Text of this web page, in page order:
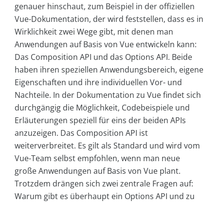
genauer hinschaut, zum Beispiel in der offiziellen
Vue-Dokumentation, der wird feststellen, dass es in
Wirklichkeit zwei Wege gibt, mit denen man
Anwendungen auf Basis von Vue entwickeln kann:
Das Composition API und das Options API. Beide
haben ihren speziellen Anwendungsbereich, eigene
Eigenschaften und ihre individuellen Vor- und
Nachteile. In der Dokumentation zu Vue findet sich
durchgängig die Möglichkeit, Codebeispiele und
Erläuterungen speziell für eins der beiden APIs
anzuzeigen. Das Composition API ist
weiterverbreitet. Es gilt als Standard und wird vom
Vue-Team selbst empfohlen, wenn man neue
große Anwendungen auf Basis von Vue plant.
Trotzdem drängen sich zwei zentrale Fragen auf:
Warum gibt es überhaupt ein Options API und zu